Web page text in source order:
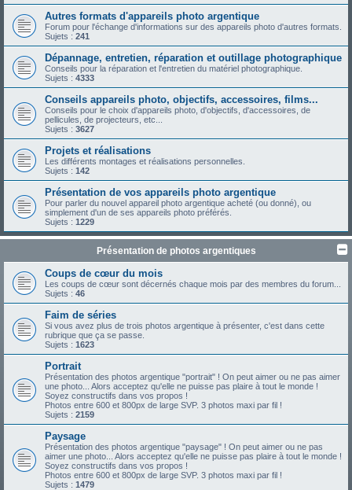
Autres formats d'appareils photo argentique
Forum pour l'échange d'informations sur des appareils photo d'autres formats.
Sujets : 241
Dépannage, entretien, réparation et outillage photographique
Conseils pour la réparation et l'entretien du matériel photographique.
Sujets : 4333
Conseils appareils photo, objectifs, accessoires, films...
Conseils pour le choix d'appareils photo, d'objectifs, d'accessoires, de
pellicules, de projecteurs, etc...
Sujets : 3627
Projets et réalisations
Les différents montages et réalisations personnelles.
Sujets : 142
Présentation de vos appareils photo argentique
Pour parler du nouvel appareil photo argentique acheté (ou donné), ou
simplement d'un de ses appareils photo préférés.
Sujets : 1229
Présentation de photos argentiques
Coups de cœur du mois
Les coups de cœur sont décernés chaque mois par des membres du forum...
Sujets : 46
Faim de séries
Si vous avez plus de trois photos argentique à présenter, c'est dans cette
rubrique que ça se passe.
Sujets : 1623
Portrait
Présentation des photos argentique "portrait" ! On peut aimer ou ne pas aimer
une photo... Alors acceptez qu'elle ne puisse pas plaire à tout le monde !
Soyez constructifs dans vos propos !
Photos entre 600 et 800px de large SVP. 3 photos maxi par fil !
Sujets : 2159
Paysage
Présentation des photos argentique "paysage" ! On peut aimer ou ne pas
aimer une photo... Alors acceptez qu'elle ne puisse pas plaire à tout le monde !
Soyez constructifs dans vos propos !
Photos entre 600 et 800px de large SVP. 3 photos maxi par fil !
Sujets : 1479